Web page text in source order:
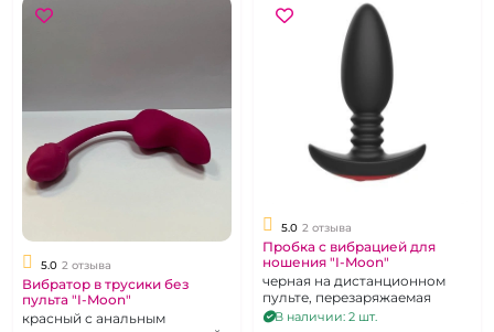
5.0 2 отзыва
Вибратор в трусики без
пульта "I-Moon"
красный с анальным
5.0 2 отзыва
Пробка с вибрацией для
ношения "I-Moon"
черная на дистанционном
пульте, перезаряжаемая
В наличии: 2 шт.